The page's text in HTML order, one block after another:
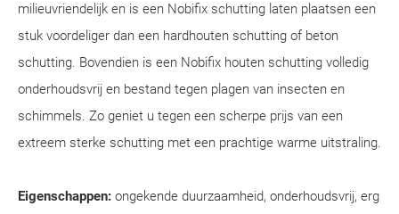
milieuvriendelijk en is een Nobifix schutting laten plaatsen een
stuk voordeliger dan een hardhouten schutting of beton
schutting. Bovendien is een Nobifix houten schutting volledig
onderhoudsvrij en bestand tegen plagen van insecten en
schimmels. Zo geniet u tegen een scherpe prijs van een
extreem sterke schutting met een prachtige warme uitstraling.
Eigenschappen: ongekende duurzaamheid, onderhoudsvrij, erg